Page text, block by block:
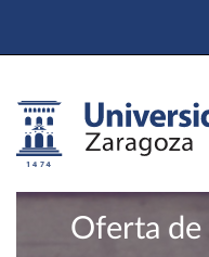
Oferta de